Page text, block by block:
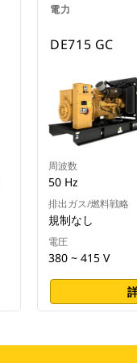
電力
DE715 GC
周波数
50 Hz
排出ガス/燃料戦略
規制なし
電圧
380 ~ 415 V